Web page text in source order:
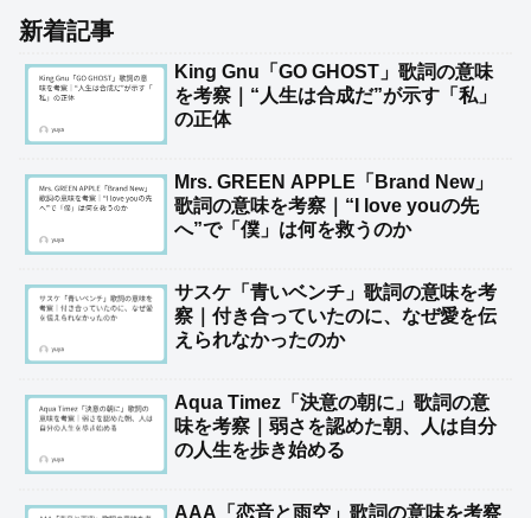
新着記事
King Gnu「GO GHOST」歌詞の意味
を考察｜“人生は合成だ”が示す「私」
の正体
Mrs. GREEN APPLE「Brand New」
歌詞の意味を考察｜“I love youの先
へ”で「僕」は何を救うのか
サスケ「青いベンチ」歌詞の意味を考
察｜付き合っていたのに、なぜ愛を伝
えられなかったのか
Aqua Timez「決意の朝に」歌詞の意
味を考察｜弱さを認めた朝、人は自分
の人生を歩き始める
AAA「恋音と雨空」歌詞の意味を考察